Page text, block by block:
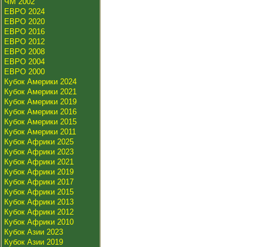
ЕВРО 2024
ЕВРО 2020
ЕВРО 2016
ЕВРО 2012
ЕВРО 2008
ЕВРО 2004
ЕВРО 2000
Кубок Америки 2024
Кубок Америки 2021
Кубок Америки 2019
Кубок Америки 2016
Кубок Америки 2015
Кубок Америки 2011
Кубок Африки 2025
Кубок Африки 2023
Кубок Африки 2021
Кубок Африки 2019
Кубок Африки 2017
Кубок Африки 2015
Кубок Африки 2013
Кубок Африки 2012
Кубок Африки 2010
Кубок Азии 2023
Кубок Азии 2019